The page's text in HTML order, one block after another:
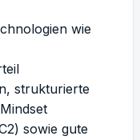
wie
strukturierte
sowie gute